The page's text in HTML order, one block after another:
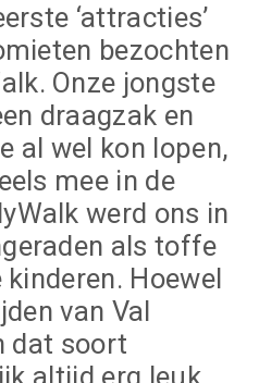
‘attracties’
bezochten
Onze jongste
draagzak en
al wel kon lopen,
mee in de
werd ons in
als toffe
Hoewel
van Val
dat soort